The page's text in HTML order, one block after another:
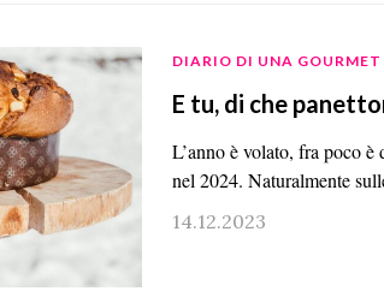
DIARIO DI UNA GOURMET
E tu, di che
L’anno è volato, fra poco
nel 2024. Naturalmente
14.12.2023